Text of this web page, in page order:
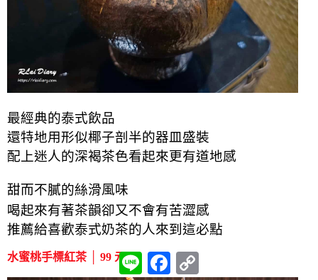
最經典的泰式飲品
還特地用形似椰子剖半的器皿盛裝
配上迷人的深褐茶色看起來更有道地感
甜而不膩的絲滑風味
喝起來有著茶韻卻又不會有苦澀感
推薦給喜歡泰式奶茶的人來到這必點
水蜜桃手標紅茶 │ 99 元
L
F